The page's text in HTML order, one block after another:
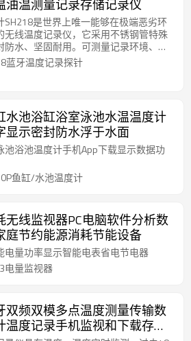
油温测量记录存储记录仪
SH218是世界上唯一能够在极端恶劣环
无线温度记录仪，它采用不锈钢管特殊
防水、坚固耐用。可测量记录环境、物
温度，它广泛用于冷链仓储、医药试
、工农业生产、科学研究等领域
蓝牙温度记录探针
水池浴缸浴室泳池水温温度计
显示密封防水浮于水面
池浴池温度计手机App下载显示数据功
鱼缸/水池温度计
无线监视器PC电脑软件分析数
庭节约能源消耗节能设备
电量功率显示智能电表省电节电器
电量监视器
双频双模多点温度测量传输数
温度记录手机监视和下载存储